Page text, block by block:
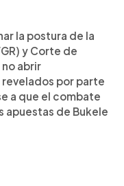
la postura de la
y Corte de
abrir
por parte
a que el combate
apuestas de Bukele